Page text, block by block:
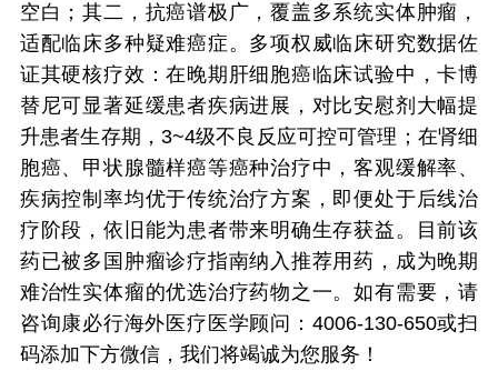
空白；其二，抗癌谱极广，覆盖多系统实体肿瘤，
适配临床多种疑难癌症。多项权威临床研究数据佐
证其硬核疗效：在晚期肝细胞癌临床试验中，卡博
替尼可显著延缓患者疾病进展，对比安慰剂大幅提
升患者生存期，3~4级不良反应可控可管理；在肾细
胞癌、甲状腺髓样癌等癌种治疗中，客观缓解率、
疾病控制率均优于传统治疗方案，即便处于后线治
疗阶段，依旧能为患者带来明确生存获益。目前该
药已被多国肿瘤诊疗指南纳入推荐用药，成为晚期
难治性实体瘤的优选治疗药物之一。如有需要，请
咨询康必行海外医疗医学顾问：4006-130-650或扫
码添加下方微信，我们将竭诚为您服务！